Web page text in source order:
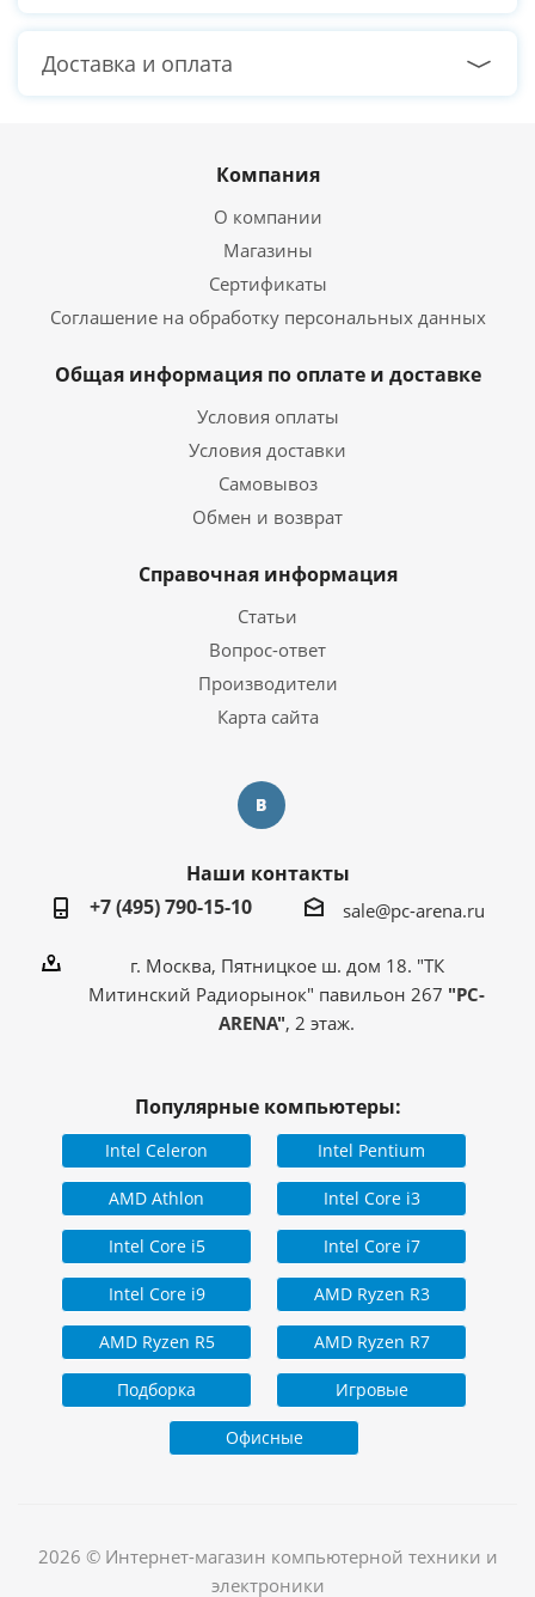
Доставка и оплата
Компания
О компании
Магазины
Сертификаты
Соглашение на обработку персональных данных
Общая информация по оплате и доставке
Условия оплаты
Условия доставки
Самовывоз
Обмен и возврат
Справочная информация
Статьи
Вопрос-ответ
Производители
Карта сайта
Наши контакты
+7 (495) 790-15-10
sale@pc-arena.ru
г. Москва, Пятницкое ш. дом 18. "ТК
Митинский Радиорынок" павильон 267 "PC-
ARENA", 2 этаж.
Популярные компьютеры:
Intel Celeron Intel Pentium
AMD Athlon Intel Core i3
Intel Core i5 Intel Core i7
Intel Core i9 AMD Ryzen R3
AMD Ryzen R5 AMD Ryzen R7
Подборка Игровые
Офисные
2026 © Интернет-магазин компьютерной техники и
электроники